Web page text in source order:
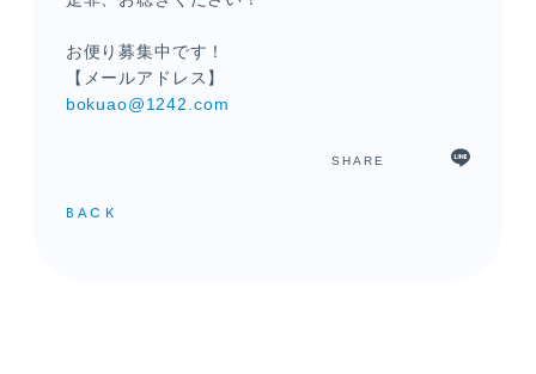
お便り募集中です！
【メールアドレス】
bokuao@1242.com
SHARE
BACK